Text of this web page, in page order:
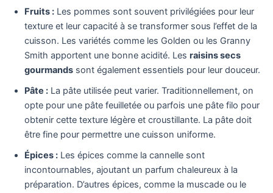
Fruits : Les pommes sont souvent privilégiées pour leur
texture et leur capacité à se transformer sous l’effet de la
cuisson. Les variétés comme les Golden ou les Granny
Smith apportent une bonne acidité. Les raisins secs
gourmands sont également essentiels pour leur douceur.
Pâte : La pâte utilisée peut varier. Traditionnellement, on
opte pour une pâte feuilletée ou parfois une pâte filo pour
obtenir cette texture légère et croustillante. La pâte doit
être fine pour permettre une cuisson uniforme.
Épices : Les épices comme la cannelle sont
incontournables, ajoutant un parfum chaleureux à la
préparation. D’autres épices, comme la muscade ou le